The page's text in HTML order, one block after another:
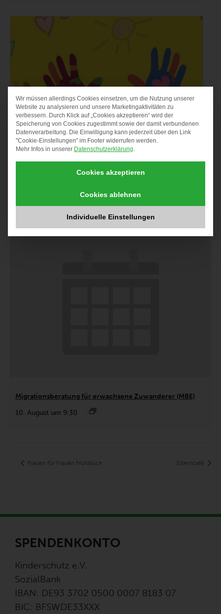
Migrationsberatung für erwachsene Zuwanderer (MBE)
10. August um 9:30
Frauen für Frauen Frühstück Elterncafé
SPENDENKONTO
Kinderschutz e.V.
SozialBank
IBAN: DE93 3702 0500 0007 8183 07
BIC: BFSWDE33XXX
DATENSCHUTZ-
Wir müssen allerdings Cookies einsetzen, um die Nutzung unserer
Website zu analysieren und unsere Marketingaktivitäten zu
verbessern. Durch Klick auf „Cookies akzeptieren“ wird der
Speicherung von Cookies zugestimmt sowie der damit verbundenen
Datenverarbeitung. Die Einwilligung kann jederzeit über den Link
"Cookie-Einstellungen" im Footer widerrufen werden.
Mehr Infos in unserer Datenschutzerklärung
Cookies akzeptieren
Cookies ablehnen
Individuelle Einstellungen